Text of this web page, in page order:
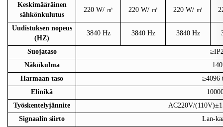
Keskimääräinen
sähkönkulutus
220 W/ ㎡ 220 W/ ㎡ 220 W/ ㎡
Uudistuksen nopeus
(HZ)
3840 Hz 3840 Hz 3840 Hz
Suojataso
Näkökulma
Harmaan taso
≥4096
Elinikä
Työskentelyjännite
AC220V/
Signaalin siirto
Lan-